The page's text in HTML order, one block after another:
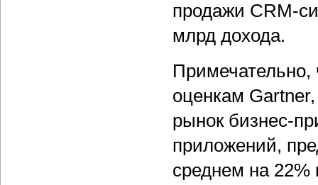
продажи CRM-
млрд дохода.
Примечательно,
оценкам Gartner,
рынок бизнес-
приложений,
среднем на